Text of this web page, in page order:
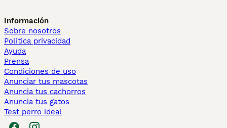
Información
Sobre nosotros
Politica privacidad
Ayuda
Prensa
Condiciones de uso
Anunciar tus mascotas
Anuncia tus cachorros
Anuncia tus gatos
Test perro ideal